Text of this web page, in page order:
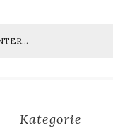
Kategorie